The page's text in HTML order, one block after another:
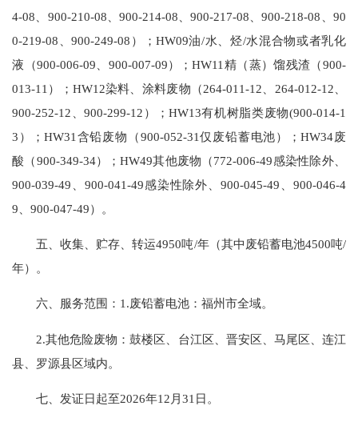
4-08、900-210-08、900-214-08、900-217-08、900-218-08、90
0-219-08、900-249-08）；HW09油/水、烃/水混合物或者乳化
液（900-006-09、900-007-09）；HW11精（蒸）馏残渣（900-
013-11）；HW12染料、涂料废物（264-011-12、264-012-12、
900-252-12、900-299-12）；HW13有机树脂类废物(900-014-1
3）；HW31含铅废物（900-052-31仅废铅蓄电池）；HW34废
酸（900-349-34）；HW49其他废物（772-006-49感染性除外、
900-039-49、900-041-49感染性除外、900-045-49、900-046-4
9、900-047-49）。
五、收集、贮存、转运4950吨/年（其中废铅蓄电池4500吨/
年）。
六、服务范围：1.废铅蓄电池：福州市全域。
2.其他危险废物：鼓楼区、台江区、晋安区、马尾区、连江
县、罗源县区域内。
七、发证日起至2026年12月31日。